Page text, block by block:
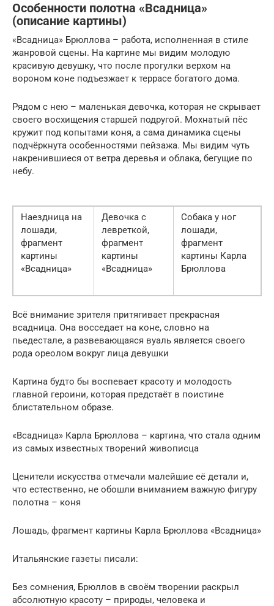
Особенности полотна «Всадница»
(описание картины)
«Всадница» Брюллова – работа, исполненная в стиле
жанровой сцены. На картине мы видим молодую
красивую девушку, что после прогулки верхом на
вороном коне подъезжает к террасе богатого дома.
Рядом с нею – маленькая девочка, которая не скрывает
своего восхищения старшей подругой. Мохнатый пёс
кружит под копытами коня, а сама динамика сцены
подчёркнута особенностями пейзажа. Мы видим чуть
накренившиеся от ветра деревья и облака, бегущие по
небу.
Наездница на
лошади,
фрагмент
картины
«Всадница»
Девочка с
левреткой,
фрагмент
картины
«Всадница»
Собака у ног
лошади,
фрагмент
картины Карла
Брюллова
Всё внимание зрителя притягивает прекрасная
всадница. Она восседает на коне, словно на
пьедестале, а развевающаяся вуаль является своего
рода ореолом вокруг лица девушки
Картина будто бы воспевает красоту и молодость
главной героини, которая предстаёт в поистине
блистательном образе.
«Всадница» Карла Брюллова – картина, что стала одним
из самых известных творений живописца
Ценители искусства отмечали малейшие её детали и,
что естественно, не обошли вниманием важную фигуру
полотна – коня
Лошадь, фрагмент картины Карла Брюллова «Всадница»
Итальянские газеты писали:
Без сомнения, Брюллов в своём творении раскрыл
абсолютную красоту – природы, человека и